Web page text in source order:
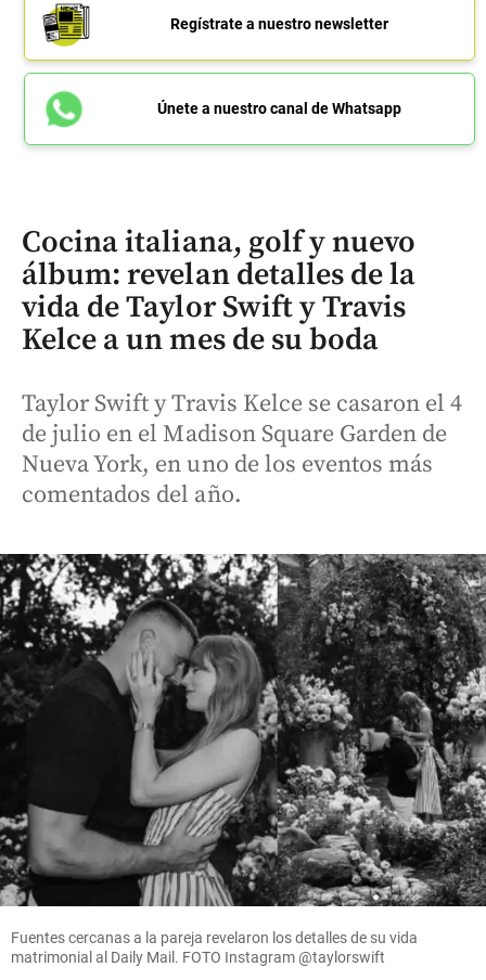
Regístrate a nuestro newsletter
Únete a nuestro canal de Whatsapp
Cocina italiana, golf y nuevo
álbum: revelan detalles de la
vida de Taylor Swift y Travis
Kelce a un mes de su boda
Taylor Swift y Travis Kelce se casaron el 4
de julio en el Madison Square Garden de
Nueva York, en uno de los eventos más
comentados del año.
Fuentes cercanas a la pareja revelaron los detalles de su vida
matrimonial al Daily Mail. FOTO Instagram @taylorswift